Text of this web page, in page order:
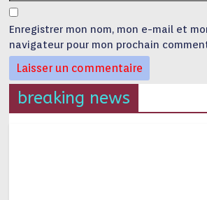
Enregistrer mon nom, mon e-mail et
navigateur pour mon prochain
breaking news